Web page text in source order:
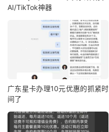
AI/TikTok神器
广东星卡办理10元优惠的抓紧时
间了